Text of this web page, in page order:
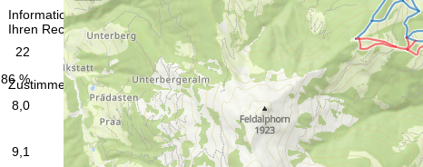
Informationen zum Verantwortlichen finden Sie in unserem
Impressum.
Ihren Rechten finden Sie in unserer Datenschutzerklärung
Zustimmen
22
86 %
8,0
9,1